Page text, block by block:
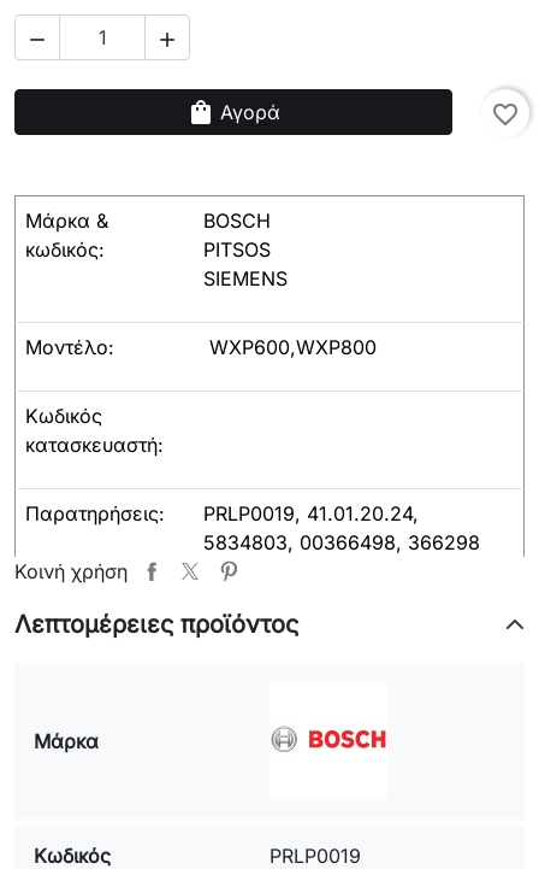
 
shopping_bag Αγορά favorite_border
Μάρκα &
κωδικός:
BOSCH
PITSOS
SIEMENS
Μοντέλο: WXP600,WXP800
Κωδικός
κατασκευαστή:
Παρατηρήσεις:
PRLP0019, 41.01.20.24,
5834803, 00366498, 366298
Κοινή χρήση
Λεπτομέρειες προϊόντος
Μάρκα
Κωδικός PRLP0019